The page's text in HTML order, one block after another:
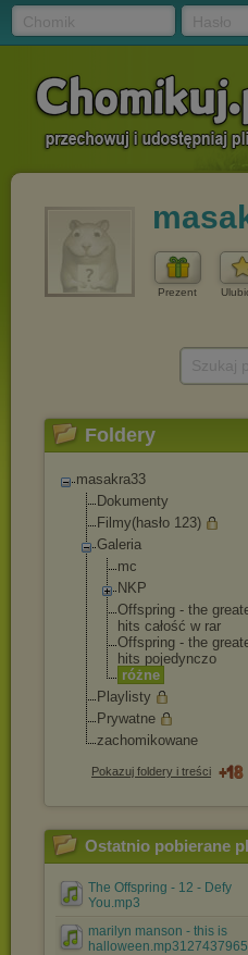
Prezent
Foldery
masakra33
Dokumenty
Filmy(hasło 123)
Galeria
mc
NKP
Offspring - the
hits całość w rar
Offspring - the
hits pojedynczo
różne
Playlisty
Prywatne
zachomikowane
Pokazuj foldery i treści
Ostatnio pobierane
The Offspring - 12 - Defy
You.mp3
marilyn manson - this is